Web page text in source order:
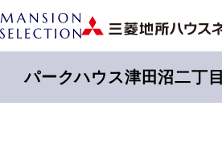
パークハウス津田沼二丁目